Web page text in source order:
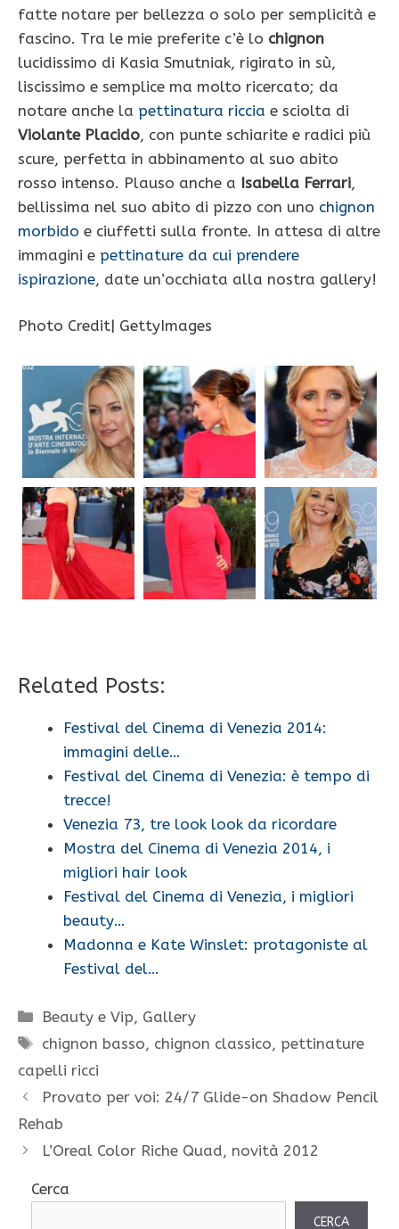
fatte notare per bellezza o solo per semplicità e
fascino. Tra le mie preferite c’è lo chignon
lucidissimo di Kasia Smutniak, rigirato in sù,
liscissimo e semplice ma molto ricercato; da
notare anche la pettinatura riccia e sciolta di
Violante Placido, con punte schiarite e radici più
scure, perfetta in abbinamento al suo abito
rosso intenso. Plauso anche a Isabella Ferrari,
bellissima nel suo abito di pizzo con uno chignon
morbido e ciuffetti sulla fronte. In attesa di altre
immagini e pettinature da cui prendere
ispirazione, date un’occhiata alla nostra gallery!
Photo Credit| GettyImages
Related Posts:
Festival del Cinema di Venezia 2014:
immagini delle…
Festival del Cinema di Venezia: è tempo di
trecce!
Venezia 73, tre look look da ricordare
Mostra del Cinema di Venezia 2014, i
migliori hair look
Festival del Cinema di Venezia, i migliori
beauty…
Madonna e Kate Winslet: protagoniste al
Festival del…
Categorie
Beauty e Vip, Gallery
Tag
chignon basso, chignon classico, pettinature
capelli ricci
Provato per voi: 24/7 Glide-on Shadow Pencil
Rehab
L’Oreal Color Riche Quad, novità 2012
Cerca
CERCA